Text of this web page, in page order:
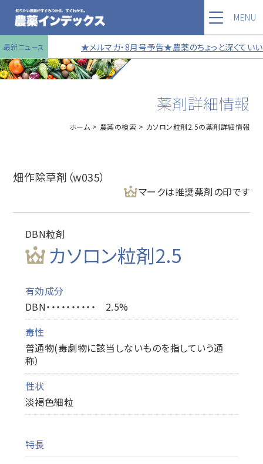
最新ニュース ★メルマガ・8月号予告★農薬のちょっと深く
MENU
薬剤詳細情報
ホーム 農薬の検索 カソロン粒剤2.5の薬剤詳細情報
畑作除草剤（w035）
マークは推奨薬剤の印です
DBN粒剤
カソロン粒剤2.5
有効成分
DBN・・・・・・・・・・ 2.5%
毒性
普通物(毒劇物に該当しないものを指していう通
称）
性状
淡褐色細粒
特長